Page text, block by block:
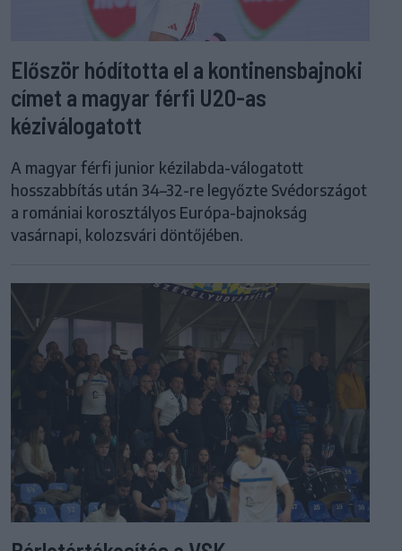
Először hódította el a kontinensbajnoki
címet a magyar férfi U20-as
kéziválogatott
A magyar férfi junior kézilabda-válogatott
hosszabbítás után 34–32-re legyőzte Svédországot
a romániai korosztályos Európa-bajnokság
vasárnapi, kolozsvári döntőjében.